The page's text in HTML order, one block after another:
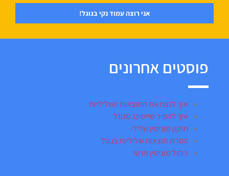
אני רוצה עמוד נקי בגוגל!
פוסטים אחרונים
איך לנצח את התוצאות השליליות
איך להסיר שיימינג מגוגל
תיקון מוניטין שלילי
הסרת תוצאות שליליות בגוגל
ניהול מוניטין פרטי